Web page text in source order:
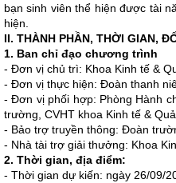
bạn sinh viên thể hiện được tài
hiện.
II. THÀNH PHẦN, THỜI GIAN,
1. Ban chỉ đạo chương trình
- Đơn vị chủ trì: Khoa Kinh tế &
- Đơn vị thực hiện: Đoàn thanh
- Đơn vị phối hợp: Phòng Hành
trường, CVHT khoa Kinh tế &
- Bảo trợ truyền thông: Đoàn
- Nhà tài trợ giải thưởng: Khoa
2. Thời gian, địa điểm:
- Thời gian dự kiến: ngày 26/09/